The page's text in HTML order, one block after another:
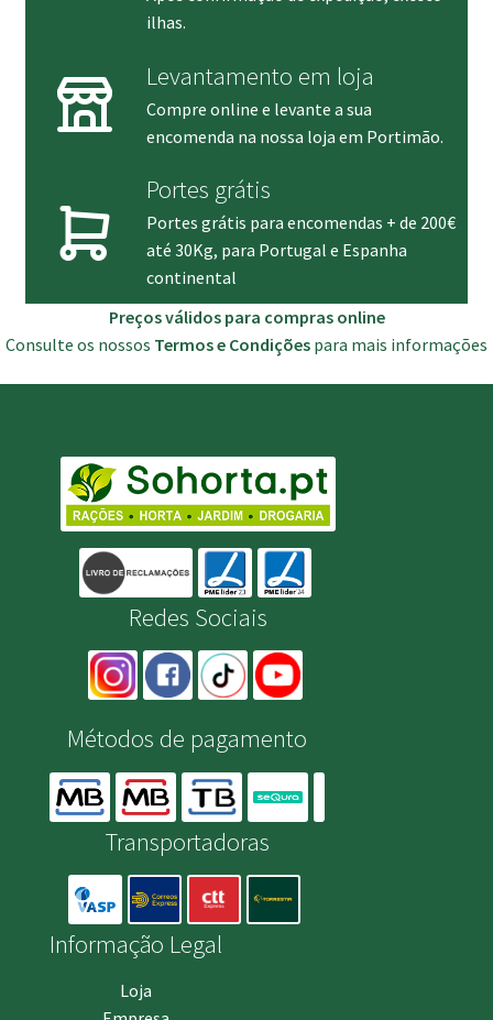
ilhas.
Levantamento em loja
Compre online e levante a sua
encomenda na nossa loja em Portimão.
Portes grátis
Portes grátis para encomendas + de 200€
até 30Kg, para Portugal e Espanha
continental
Preços válidos para compras online
Consulte os nossos Termos e Condições para mais informações
Redes Sociais
Métodos de pagamento
Transportadoras
Informação Legal
Loja